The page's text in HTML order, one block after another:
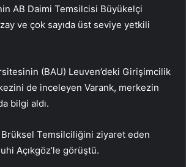
AB Daimi Temsilcisi Büyükelçi
ve çok sayıda üst seviye yetkili
(BAU) Leuven’deki Girişimcilik
de inceleyen Varank, merkezin
bilgi aldı.
Brüksel Temsilciliğini ziyaret eden
Açıkgöz’le görüştü.